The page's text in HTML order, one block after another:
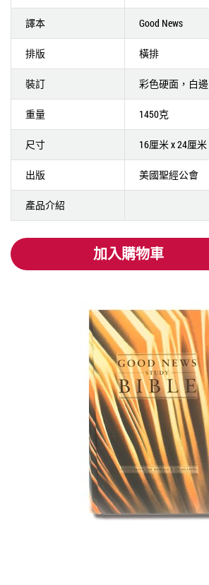
譯本 Good News
排版 橫排
裝訂 彩色硬面，白邊
重量 1450克
尺寸 16厘米 x 24厘米
出版 美國聖經公會
產品介紹
加入購物車
加入購物車